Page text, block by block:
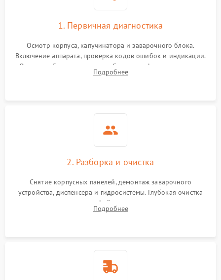
1. Первичная диагностика
Осмотр корпуса, капучинатора и заварочного блока.
Включение аппарата, проверка кодов ошибок и индикации.
Оценка работы помпы, термоблока и кофемолки на слух.
Измерение температуры и давления воды для выявления
Подробнее
2. Разборка и очистка
Снятие корпусных панелей, демонтаж заварочного
устройства, диспенсера и гидросистемы. Глубокая очистка
внутренних узлов от кофейных масел, жмыха и накипи.
Промывка дренажных каналов и фильтров с использованием
Подробнее